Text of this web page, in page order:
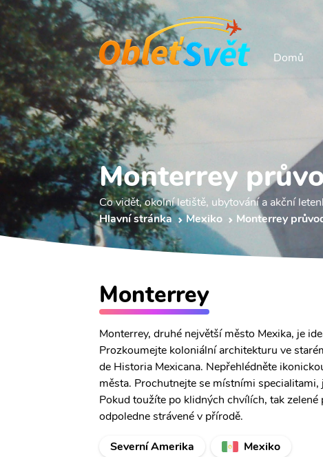
Domů
Monterrey
Co vidět, okolní letiště, ubytování a akční
Hlavní stránka
Mexiko Monterrey
Monterrey
Monterrey, druhé největší město Mexika, je
Prozkoumejte koloniální architekturu ve
de Historia Mexicana. Nepřehlédněte
města. Prochutnejte se místními
Pokud toužíte po klidných chvílích, tak
odpoledne strávené v přírodě.
Severní Amerika
Mexiko